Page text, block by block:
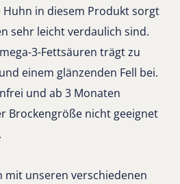
in diesem Produkt sorgt
sehr leicht verdaulich sind.
3-Fettsäuren trägt zu
einem glänzenden Fell bei.
und ab 3 Monaten
Brockengröße nicht geeignet
mit unseren verschiedenen